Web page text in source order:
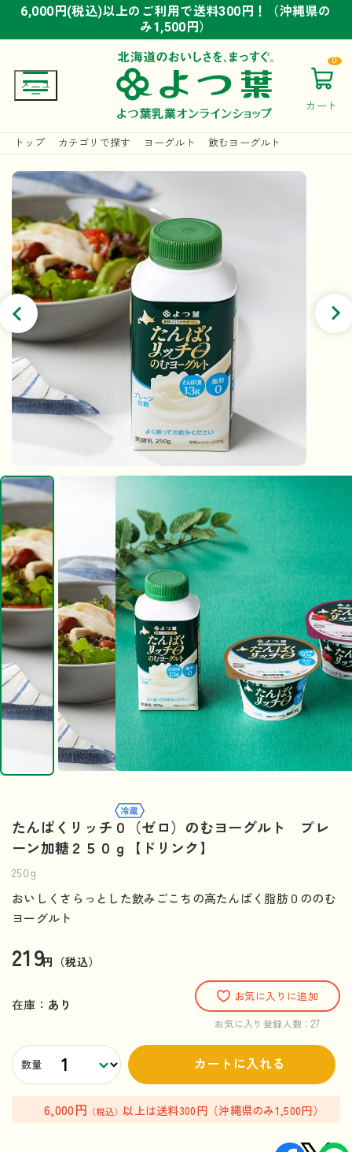
6,000円(税込)以上のご利用で送料300円！（沖縄県の
み1,500円）
6,000円(税込)以上のご利用で送料300円！（沖縄県の
み1,500円）
6,000円(税込)以上のご利用で送料300円！（沖縄県の
み1,500円）
カート
0
トップ カテゴリで探す ヨーグルト 飲むヨーグルト
たんぱくリッチ０（ゼロ）のむヨーグルト プレ
ーン加糖２５０ｇ【ドリンク】
250g
おいしくさらっとした飲みごこちの高たんぱく脂肪０ののむ
ヨーグルト
219円（税込）
在庫： あり
お気に入りに追加
お気に入り登録人数：27
数量 カートに入れる
6,000円 （税込）以上は送料300円（沖縄県のみ1,500円）